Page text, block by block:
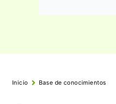
Inicio Base de conocimientos